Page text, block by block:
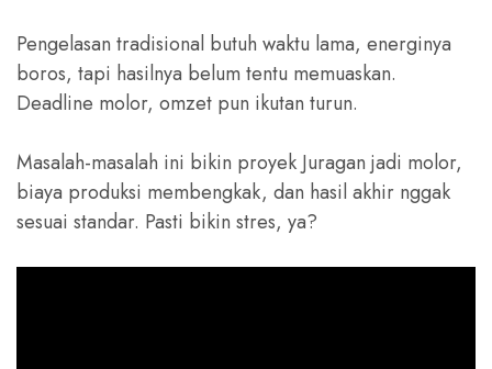
Pengelasan tradisional butuh waktu lama, energinya
boros, tapi hasilnya belum tentu memuaskan.
Deadline molor, omzet pun ikutan turun.
Masalah-masalah ini bikin proyek Juragan jadi molor,
biaya produksi membengkak, dan hasil akhir nggak
sesuai standar. Pasti bikin stres, ya?